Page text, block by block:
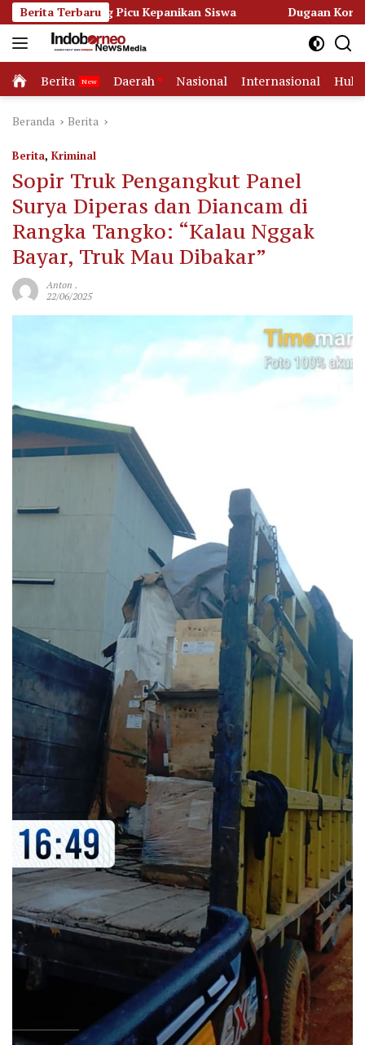
Langsung
ke
konten
Berita Terbaru
Kepanikan Siswa Dugaan Korupsi Dana Hibah
Home
Berita Daerah Nasional Internasional
Beranda Berita
Berita, Kriminal
Sopir Truk Pengangkut Panel
Surya Diperas dan Diancam di
Rangka Tangko: “Kalau Nggak
Bayar, Truk Mau Dibakar”
Anton .
22/06/2025